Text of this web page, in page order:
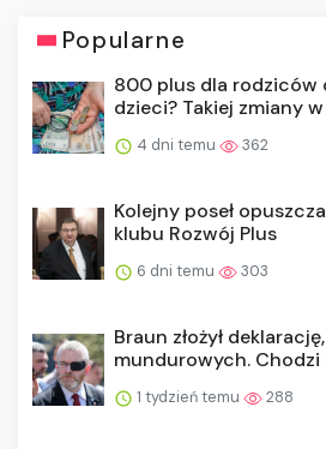
Popularne
800 plus dla rodziców
dzieci? Takiej zmiany w
4 dni temu 362
Kolejny poseł
klubu Rozwój Plus
6 dni temu 303
Braun złożył
mundurowych. Chodzi
1 tydzień temu 288